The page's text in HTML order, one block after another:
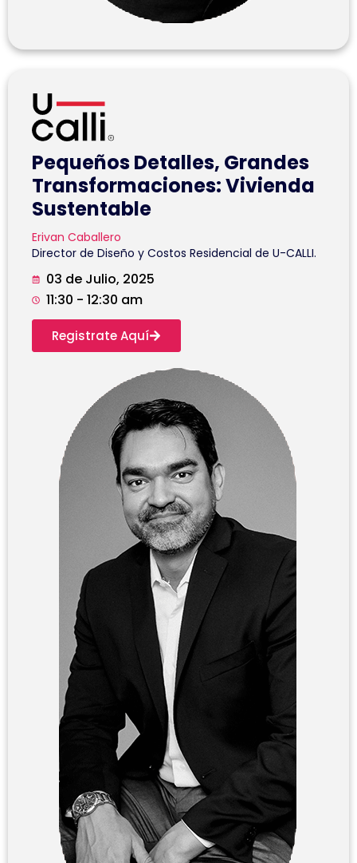
Pequeños Detalles, Grandes
Transformaciones: Vivienda
Sustentable
Erivan Caballero
Director de Diseño y Costos Residencial de U-CALLI.
03 de Julio, 2025
11:30 - 12:30 am
Registrate Aquí